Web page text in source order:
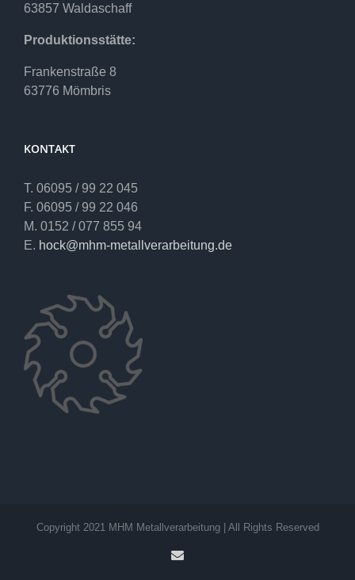
63857 Waldaschaff
Produktionsstätte:
Frankenstraße 8
63776 Mömbris
KONTAKT
T. 06095 / 99 22 045
F. 06095 / 99 22 046
M. 0152 / 077 855 94
E. hock@mhm-metallverarbeitung.de
Copyright 2021 MHM Metallverarbeitung | All Rights Reserved
E-